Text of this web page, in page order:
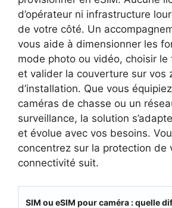
d’opérateur ni infrastructure
de votre côté. Un
vous aide à dimensionner les
mode photo ou vidéo, choisir
et valider la couverture sur vos
d’installation. Que vous
caméras de chasse ou un
surveillance, la solution
et évolue avec vos besoins.
concentrez sur la protection de
connectivité suit.
SIM ou eSIM pour caméra : quelle